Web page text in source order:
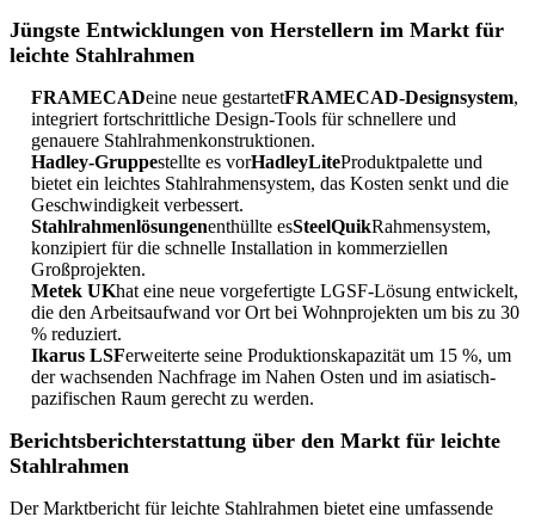
Jüngste Entwicklungen von Herstellern im Markt für
leichte Stahlrahmen
FRAMECADeine neue gestartetFRAMECAD-Designsystem,
integriert fortschrittliche Design-Tools für schnellere und
genauere Stahlrahmenkonstruktionen.
Hadley-Gruppestellte es vorHadleyLiteProduktpalette und
bietet ein leichtes Stahlrahmensystem, das Kosten senkt und die
Geschwindigkeit verbessert.
Stahlrahmenlösungenenthüllte esSteelQuikRahmensystem,
konzipiert für die schnelle Installation in kommerziellen
Großprojekten.
Metek UKhat eine neue vorgefertigte LGSF-Lösung entwickelt,
die den Arbeitsaufwand vor Ort bei Wohnprojekten um bis zu 30
% reduziert.
Ikarus LSFerweiterte seine Produktionskapazität um 15 %, um
der wachsenden Nachfrage im Nahen Osten und im asiatisch-
pazifischen Raum gerecht zu werden.
Berichtsberichterstattung über den Markt für leichte
Stahlrahmen
Der Marktbericht für leichte Stahlrahmen bietet eine umfassende